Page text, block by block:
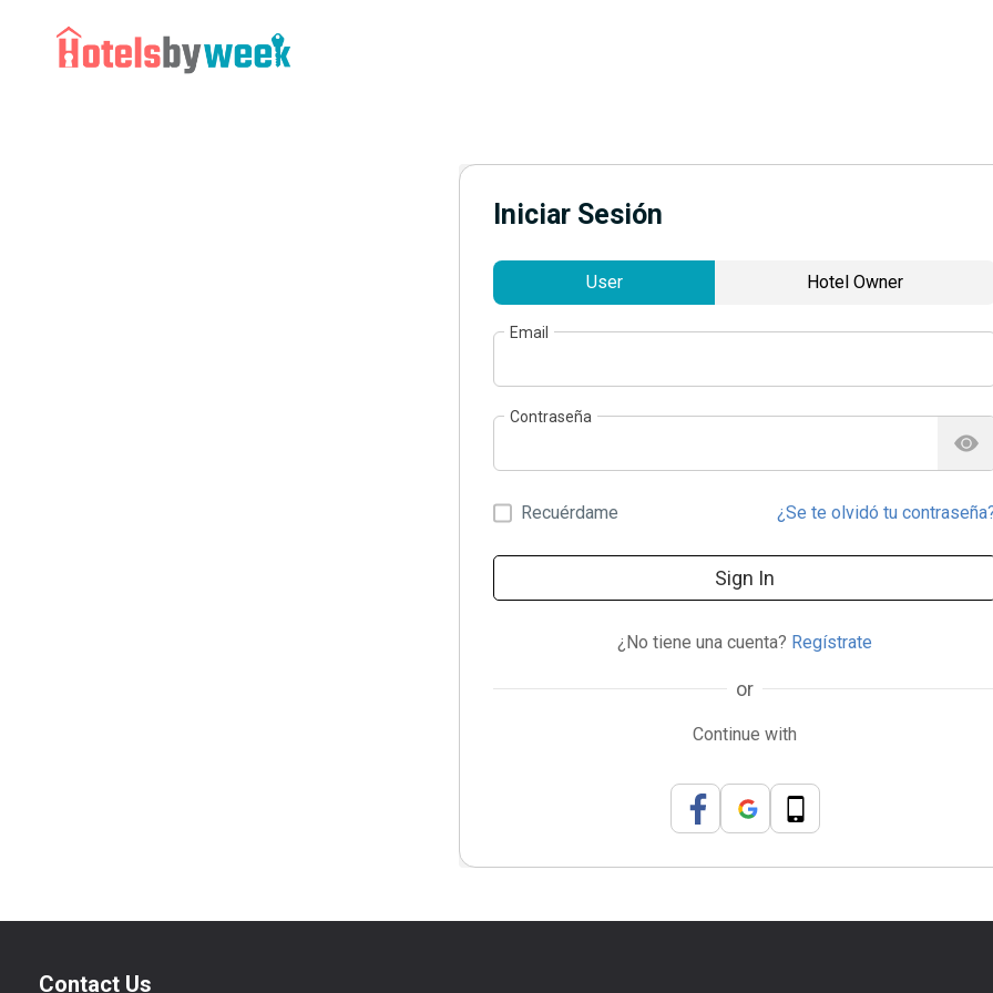
Iniciar Sesión
User Hotel Owner
Email
Contraseña
Recuérdame ¿Se te olvidó tu
Sign In
¿No tiene una cuenta? Regístrate
or
Continue with
Contact Us